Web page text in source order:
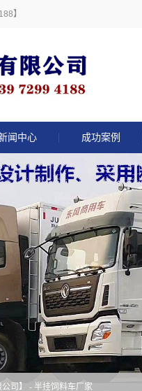
】
闻中心 成功案例
司】 - 半挂饲料车厂家